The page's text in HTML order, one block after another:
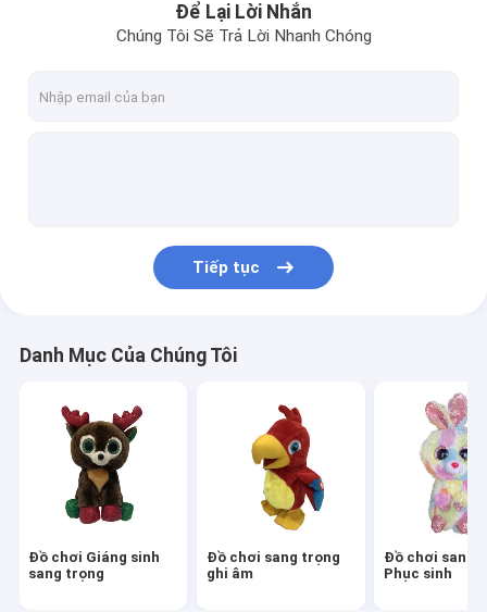
Đồ chơi sang trọng ghi âm
Đồ chơi sang trọng Phục sinh
Đồ chơi sang trọng cho động vật hoang dã
Đồ chơi lưu niệm
Ba lô đồ chơi sang trọng
Động vật nhồi bông trang trí
Đệm Gối sang trọng
Để Lại Lời Nhắn
Chúng Tôi Sẽ Trả Lời Nhanh Chóng
Tiếp tục
Danh Mục Của Chúng Tôi
Đồ chơi Giáng sinh
sang trọng
Đồ chơi sang trọng
ghi âm
Đồ chơi sang
Phục sinh